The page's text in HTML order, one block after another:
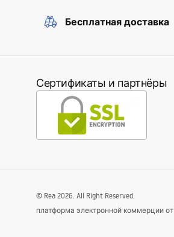
Бесплатная доставка
Сертификаты и партнёры
© Rea 2026. All Right Reserved.
платформа электронной коммерции от